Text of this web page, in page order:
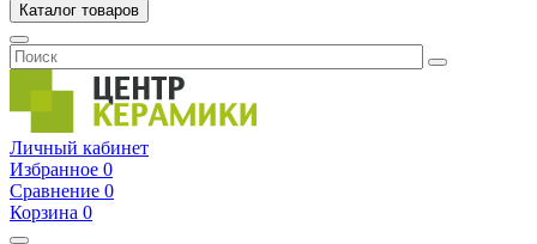
Каталог товаров
Личный кабинет
Избранное 0
Сравнение 0
Корзина 0